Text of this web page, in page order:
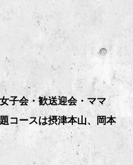
子会・歓送迎会・ママ
コースは摂津本山、岡本